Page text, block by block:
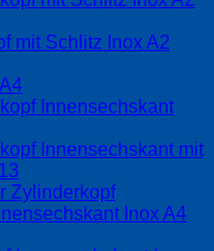
mit Schlitz Inox A2
Innensechskant
Innensechskant mit
Zylinderkopf
Inox A4